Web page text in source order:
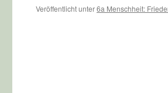
Veröffentlicht unter6a Menschheit: